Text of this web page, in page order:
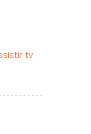
tv